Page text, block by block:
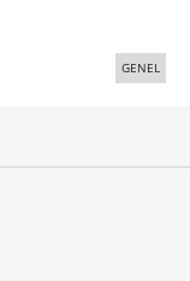
GENEL